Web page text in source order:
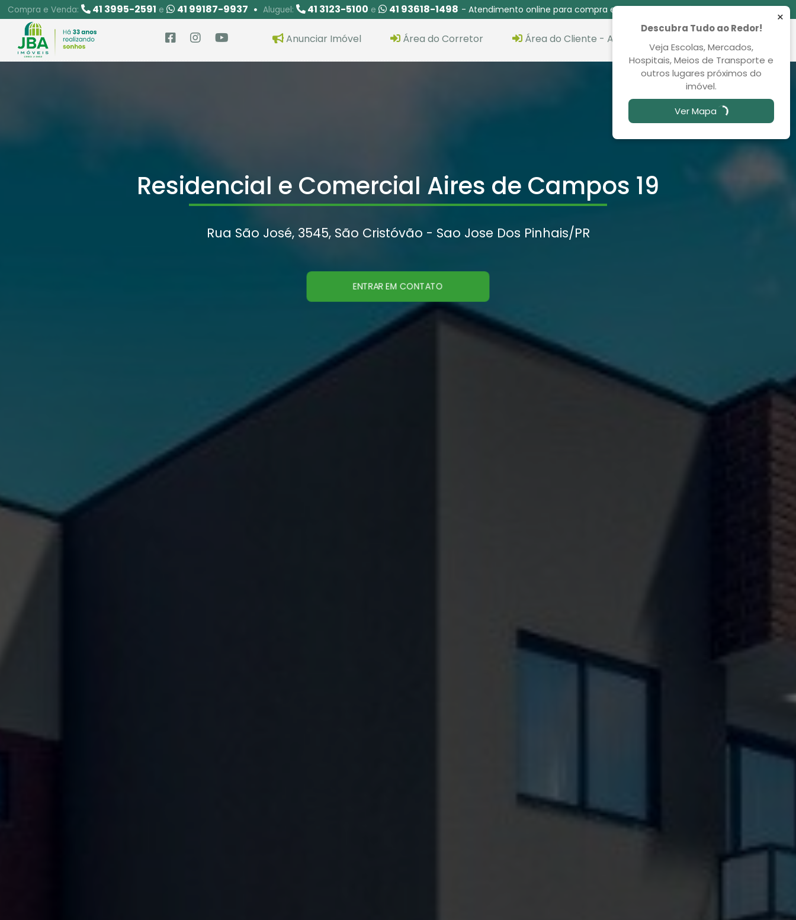
Compra e Venda: 41 3995-2591 e 41 99187-9937 Aluguel: 41 3123-5100 e 41 93618-1498 - Atendimento online para compra e venda das 08:30 às 00:00
Anunciar Imóvel Área do Corretor Área do Cliente - Aluguel
Residencial e Comercial Aires de Campos 19
Rua São José, 3545, São Cristóvão - Sao Jose Dos Pinhais/PR
ENTRAR EM CONTATO
×
Descubra Tudo ao Redor!
Veja Escolas, Mercados,
Hospitais, Meios de Transporte e
outros lugares próximos do
imóvel.
Ver Mapa